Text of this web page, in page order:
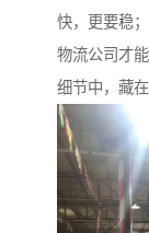
快，更要稳
物流公司才
细节中，藏